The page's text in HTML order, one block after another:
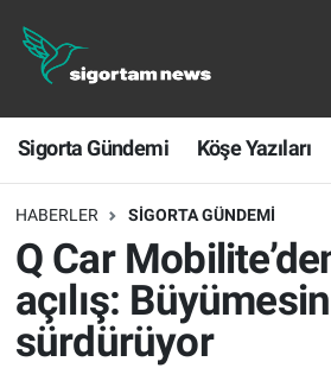
Sigorta Gündemi Köşe Yazıları
HABERLER SIGORTA GÜNDEMI
Q Car
açılış:
sürdürüyor
Sigorta Gündemi
Köşe Yazıları
Sağlık Sigortaları
Sporun Sigortası
Ekonomi